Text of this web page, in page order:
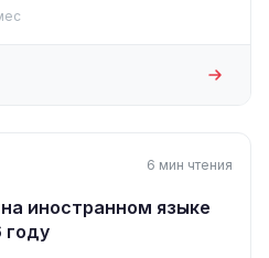
6 мин чтения
иностранном языке
году